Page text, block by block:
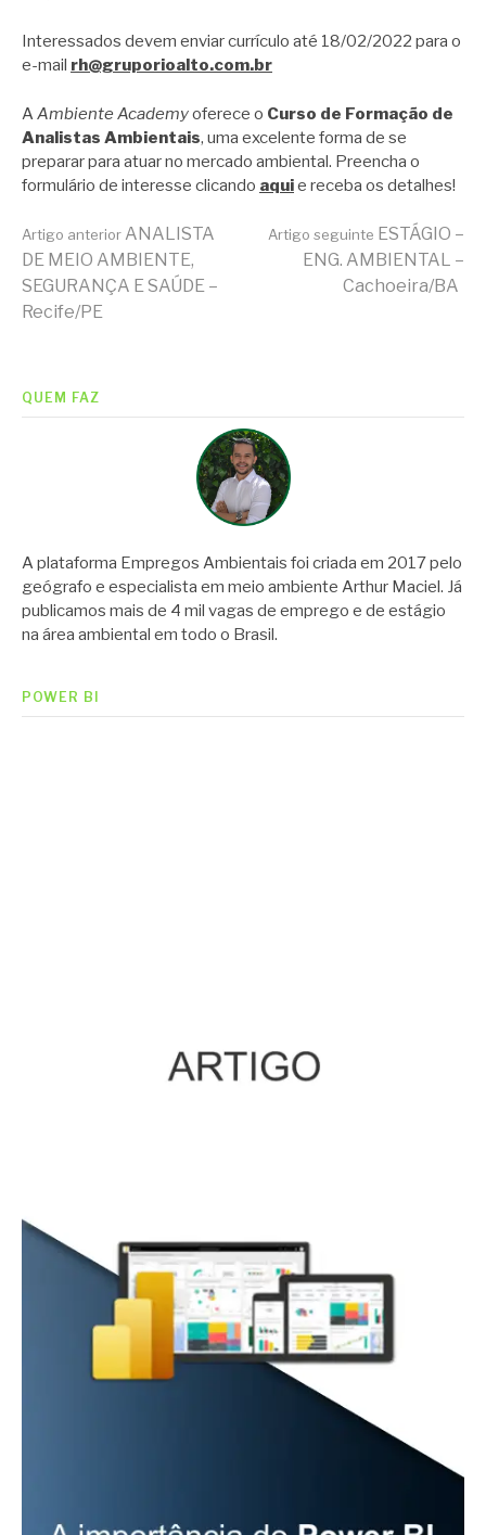
Interessados devem enviar currículo até 18/02/2022 para o
e-mail rh@gruporioalto.com.br
AAmbiente Academyoferece o Curso de Formação de
Analistas Ambientais, uma excelente forma de se
preparar para atuar no mercado ambiental. Preencha o
formulário de interesse clicando aquie receba os detalhes!
Continue
lendo
Artigo anterior ANALISTA
DE MEIO AMBIENTE,
SEGURANÇA E SAÚDE –
Recife/PE
Artigo seguinte ESTÁGIO –
ENG. AMBIENTAL –
Cachoeira/BA
QUEM FAZ
A plataforma Empregos Ambientais foi criada em 2017 pelo
geógrafo e especialista em meio ambiente Arthur Maciel. Já
publicamos mais de 4 mil vagas de emprego e de estágio
na área ambiental em todo o Brasil.
POWER BI